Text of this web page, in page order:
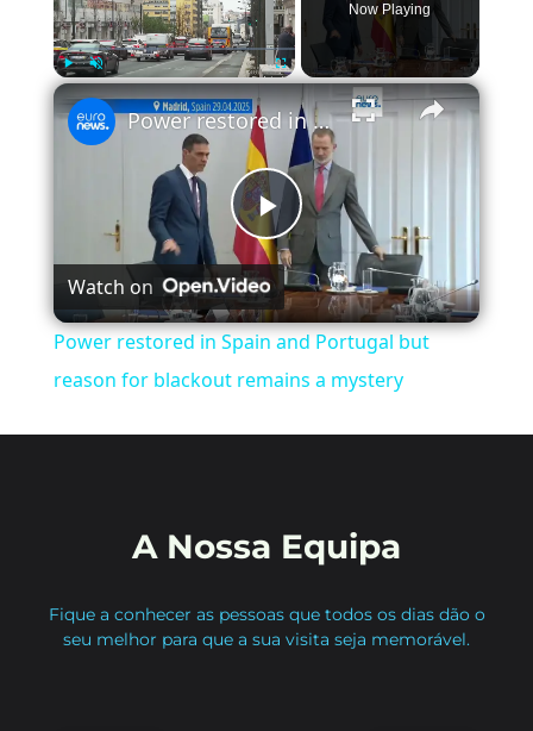
Now Playing
×
Play
Video
Power restored in Spain and Portugal but reason for blackout remains a mystery
Watch on
Power restored in Spain and Portugal but
reason for blackout remains a mystery
A Nossa Equipa
Fique a conhecer as pessoas que todos os dias dão o
seu melhor para que a sua visita seja memorável.